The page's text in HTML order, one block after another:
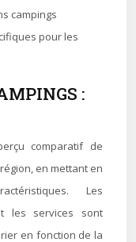
campings
pour les
:
comparatif de
en mettant en
Les
les services sont
en fonction de la